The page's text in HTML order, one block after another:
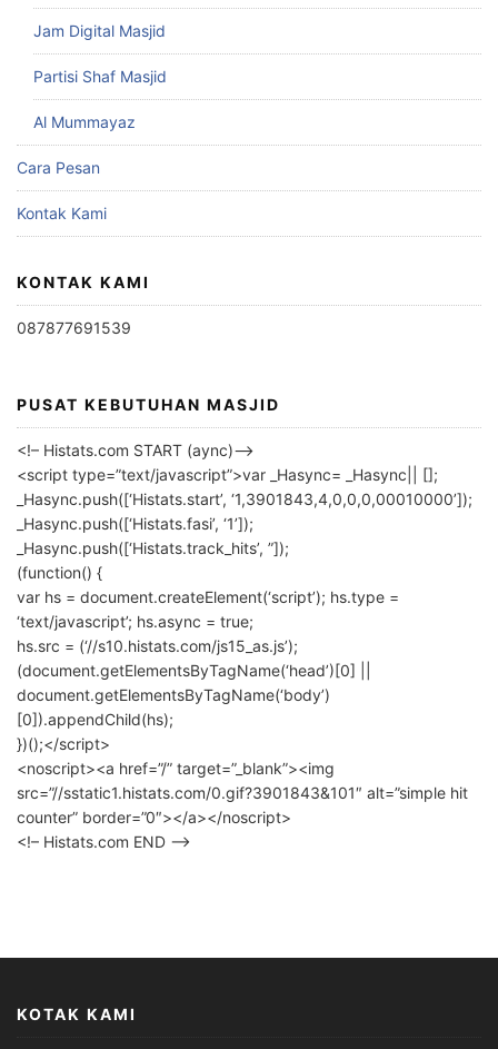
Jam Digital Masjid
Partisi Shaf Masjid
Al Mummayaz
Cara Pesan
Kontak Kami
KONTAK KAMI
087877691539
PUSAT KEBUTUHAN MASJID
<!– Histats.com START (aync)–>
<script type=”text/javascript”>var _Hasync= _Hasync|| [];
_Hasync.push([‘Histats.start’, ‘1,3901843,4,0,0,0,00010000’]);
_Hasync.push([‘Histats.fasi’, ‘1’]);
_Hasync.push([‘Histats.track_hits’, ”]);
(function() {
var hs = document.createElement(‘script’); hs.type =
‘text/javascript’; hs.async = true;
hs.src = (‘//s10.histats.com/js15_as.js’);
(document.getElementsByTagName(‘head’)[0] ||
document.getElementsByTagName(‘body’)
[0]).appendChild(hs);
})();</script>
<noscript><a href=”/” target=”_blank”><img
src=”//sstatic1.histats.com/0.gif?3901843&101″ alt=”simple hit
counter” border=”0″></a></noscript>
<!– Histats.com END –>
KOTAK KAMI